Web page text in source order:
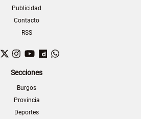
Publicidad
Contacto
RSS
Facebook
TwitterInstagram
YouTubeDailymotion
Secciones
Burgos
Provincia
Deportes